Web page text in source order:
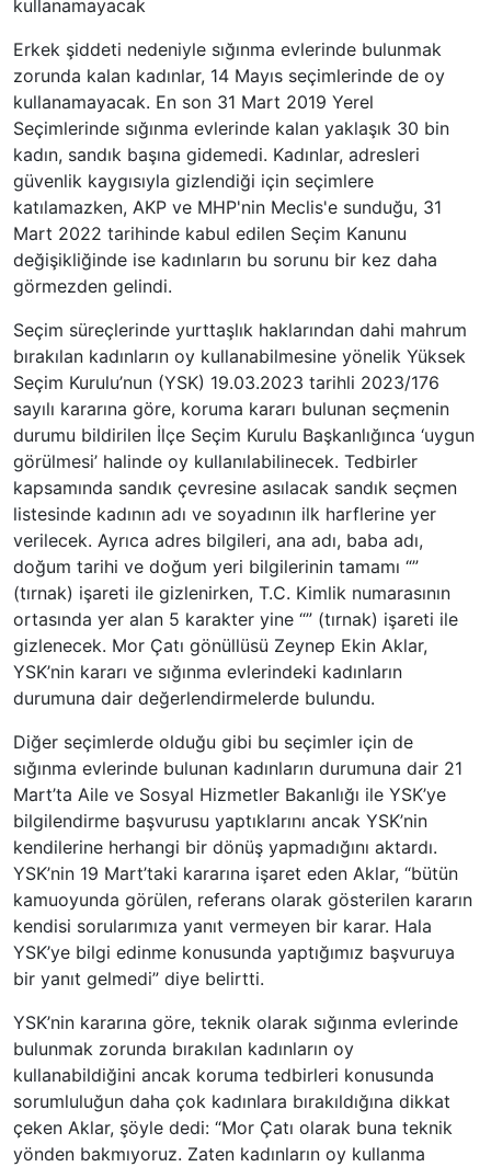
kullanamayacak
Erkek şiddeti nedeniyle sığınma evlerinde bulunmak
zorunda kalan kadınlar, 14 Mayıs seçimlerinde de oy
kullanamayacak. En son 31 Mart 2019 Yerel
Seçimlerinde sığınma evlerinde kalan yaklaşık 30 bin
kadın, sandık başına gidemedi. Kadınlar, adresleri
güvenlik kaygısıyla gizlendiği için seçimlere
katılamazken, AKP ve MHP'nin Meclis'e sunduğu, 31
Mart 2022 tarihinde kabul edilen Seçim Kanunu
değişikliğinde ise kadınların bu sorunu bir kez daha
görmezden gelindi.
Seçim süreçlerinde yurttaşlık haklarından dahi mahrum
bırakılan kadınların oy kullanabilmesine yönelik Yüksek
Seçim Kurulu’nun (YSK) 19.03.2023 tarihli 2023/176
sayılı kararına göre, koruma kararı bulunan seçmenin
durumu bildirilen İlçe Seçim Kurulu Başkanlığınca ‘uygun
görülmesi’ halinde oy kullanılabilinecek. Tedbirler
kapsamında sandık çevresine asılacak sandık seçmen
listesinde kadının adı ve soyadının ilk harflerine yer
verilecek. Ayrıca adres bilgileri, ana adı, baba adı,
doğum tarihi ve doğum yeri bilgilerinin tamamı “”
(tırnak) işareti ile gizlenirken, T.C. Kimlik numarasının
ortasında yer alan 5 karakter yine “” (tırnak) işareti ile
gizlenecek. Mor Çatı gönüllüsü Zeynep Ekin Aklar,
YSK’nin kararı ve sığınma evlerindeki kadınların
durumuna dair değerlendirmelerde bulundu.
Diğer seçimlerde olduğu gibi bu seçimler için de
sığınma evlerinde bulunan kadınların durumuna dair 21
Mart’ta Aile ve Sosyal Hizmetler Bakanlığı ile YSK’ye
bilgilendirme başvurusu yaptıklarını ancak YSK’nin
kendilerine herhangi bir dönüş yapmadığını aktardı.
YSK’nin 19 Mart’taki kararına işaret eden Aklar, “bütün
kamuoyunda görülen, referans olarak gösterilen kararın
kendisi sorularımıza yanıt vermeyen bir karar. Hala
YSK’ye bilgi edinme konusunda yaptığımız başvuruya
bir yanıt gelmedi” diye belirtti.
YSK’nin kararına göre, teknik olarak sığınma evlerinde
bulunmak zorunda bırakılan kadınların oy
kullanabildiğini ancak koruma tedbirleri konusunda
sorumluluğun daha çok kadınlara bırakıldığına dikkat
çeken Aklar, şöyle dedi: “Mor Çatı olarak buna teknik
yönden bakmıyoruz. Zaten kadınların oy kullanma